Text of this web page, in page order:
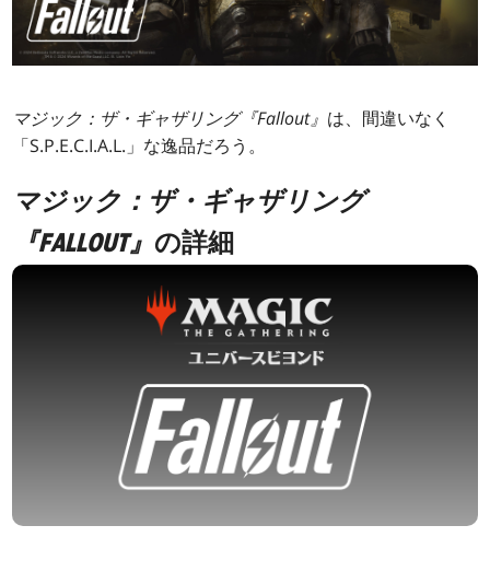
マジック：ザ・ギャザリング『Fallout』 は、間違いなく
「S.P.E.C.I.A.L.」な逸品だろう。
マジック：ザ・ギャザリング
『FALLOUT』 の詳細